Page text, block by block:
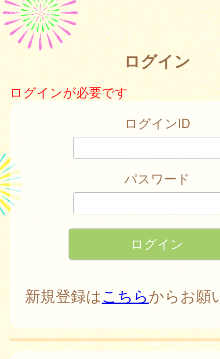
ログイン
ログインが必要です
ログインID
パスワード
新規登録はこちらからお願